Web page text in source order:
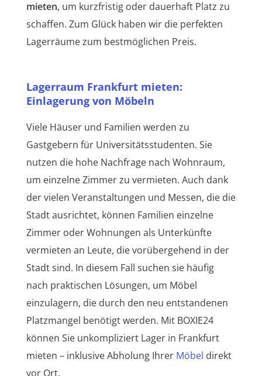
mieten, um kurzfristig oder dauerhaft Platz zu
schaffen. Zum Glück haben wir die perfekten
Lagerräume zum bestmöglichen Preis.
Lagerraum Frankfurt mieten:
Einlagerung von Möbeln
Viele Häuser und Familien werden zu
Gastgebern für Universitätsstudenten. Sie
nutzen die hohe Nachfrage nach Wohnraum,
um einzelne Zimmer zu vermieten. Auch dank
der vielen Veranstaltungen und Messen, die die
Stadt ausrichtet, können Familien einzelne
Zimmer oder Wohnungen als Unterkünfte
vermieten an Leute, die vorübergehend in der
Stadt sind. In diesem Fall suchen sie häufig
nach praktischen Lösungen, um Möbel
einzulagern, die durch den neu entstandenen
Platzmangel benötigt werden. Mit BOXIE24
können Sie unkompliziert Lager in Frankfurt
mieten – inklusive Abholung Ihrer Möbel direkt
vor Ort.